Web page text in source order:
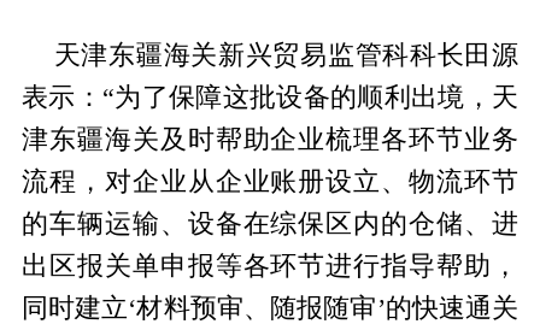
天津东疆海关新兴贸易监管科科长田源
表示：“为了保障这批设备的顺利出境，天
津东疆海关及时帮助企业梳理各环节业务
流程，对企业从企业账册设立、物流环节
的车辆运输、设备在综保区内的仓储、进
出区报关单申报等各环节进行指导帮助，
同时建立‘材料预审、随报随审’的快速通关